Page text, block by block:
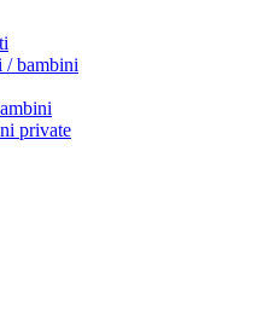
/ bambini
private